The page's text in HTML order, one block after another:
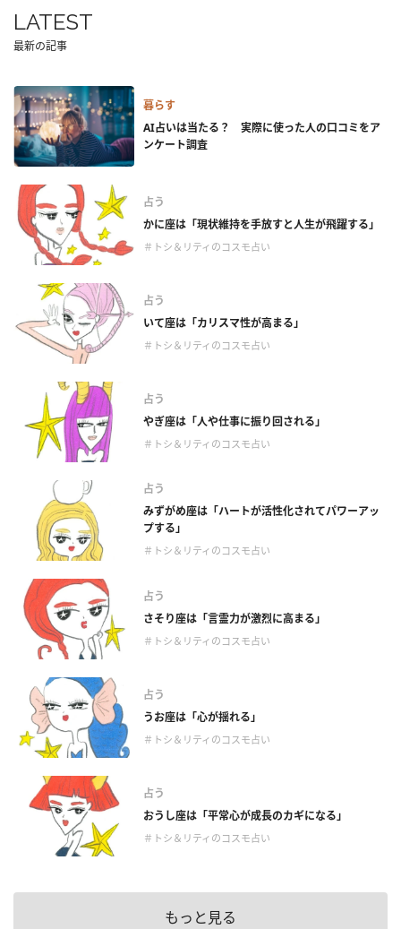
LATEST
最新の記事
暮らす
AI占いは当たる？ 実際に使った人の口コミをア
ンケート調査
占う
かに座は「現状維持を手放すと人生が飛躍する」
＃トシ＆リティのコスモ占い
占う
いて座は「カリスマ性が高まる」
＃トシ＆リティのコスモ占い
占う
やぎ座は「人や仕事に振り回される」
＃トシ＆リティのコスモ占い
占う
みずがめ座は「ハートが活性化されてパワーアッ
プする」
＃トシ＆リティのコスモ占い
占う
さそり座は「言霊力が激烈に高まる」
＃トシ＆リティのコスモ占い
占う
うお座は「心が揺れる」
＃トシ＆リティのコスモ占い
占う
おうし座は「平常心が成長のカギになる」
＃トシ＆リティのコスモ占い
もっと見る